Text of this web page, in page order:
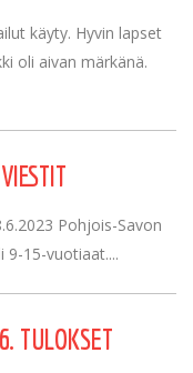
käyty. Hyvin lapset
oli aivan märkänä.
Pohjois-Savon
9-15-vuotiaat....
TULOKSET